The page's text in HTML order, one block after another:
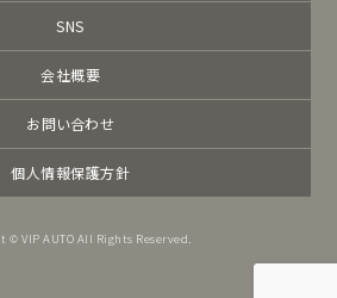
SNS
会社概要
お問い合わせ
個人情報保護方針
© VIP AUTO All Rights Reserved.